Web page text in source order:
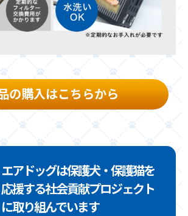
の購入はこちらから
エアドッグは保護犬・保護猫を
応援する社会貢献プロジェクト
に取り組んでいます